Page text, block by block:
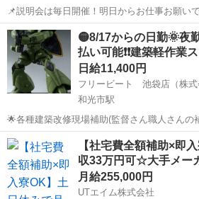
📌説明会は毎日開催！明日からお仕事お願い
等の備品も無料貸与なのですぐにはじめられ
るお仕事です！ 📌前日シフト提出OK！日払
空いている日だけでO...
埼玉 草加市 草加駅 建築 掲示
🟡8/17からの日勤🌞夜勤
払い可能❗❗建築軽作業
日給11,400円
和光市駅
🌟各種建築改修現場補助(監督さん職人さんの補
大歓迎❗❗ 🌟取り急ぎお金が必要な方やガッツ
を大いに利用して下さい❗❗ 🌠お
埼玉 和光市駅 建築 ス
【社宅費全額補助×即
収33万円可☆大手メー
月給255,000円
UTエイム株式会社